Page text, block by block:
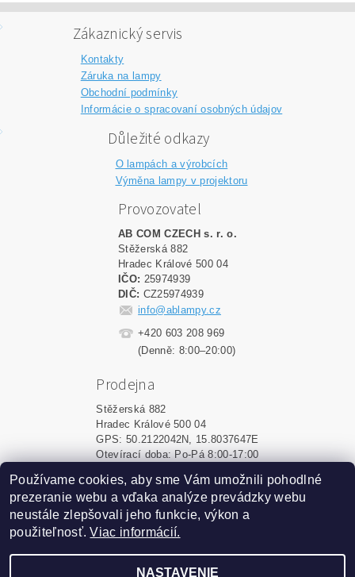
Zákaznický servis
Kontakty
Záruka na lampy
Obchodní podmínky
Informácie o spracovaní osobných údajov
Důležité odkazy
O lampách a výrobcích
Výměna lampy v projektoru
Provozovatel
AB COM CZECH s. r. o.
Stěžerská 882
Hradec Králové 500 04
IČO: 25974939
DIČ: CZ25974939
info@ablampy.cz
+420 603 208 969
(Denně: 8:00–20:00)
Prodejna
Stěžerská 882
Hradec Králové 500 04
GPS: 50.2122042N, 15.8037647E
Otevírací doba: Po-Pá 8:00-17:00
Shoptet.sk
Vytvoril Shoptet
Používame cookies, aby sme Vám umožnili pohodlné
prezeranie webu a vďaka analýze prevádzky webu
neustále zlepšovali jeho funkcie, výkon a
použiteľnosť.Viac informácií.
NASTAVENIE